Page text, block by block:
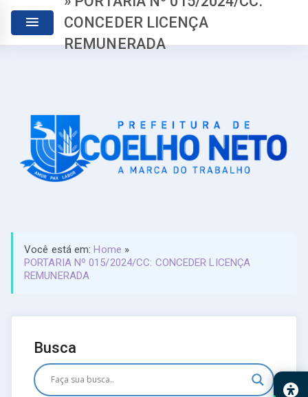
CONCEDER LICENÇA
REMUNERADA
Você está em:Home »
PORTARIA Nº 015/2024/CC: CONCEDER LICENÇA
REMUNERADA
Busca